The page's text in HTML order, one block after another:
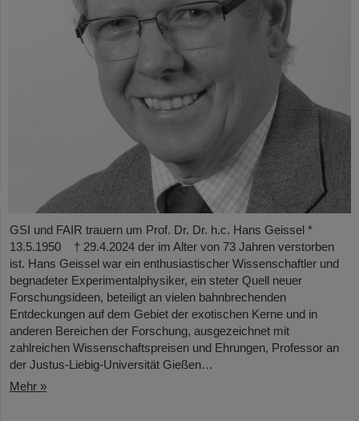
GSI und FAIR trauern um Prof. Dr. Dr. h.c. Hans Geissel *
13.5.1950 † 29.4.2024 der im Alter von 73 Jahren verstorben
ist. Hans Geissel war ein enthusiastischer Wissenschaftler und
begnadeter Experimentalphysiker, ein steter Quell neuer
Forschungsideen, beteiligt an vielen bahnbrechenden
Entdeckungen auf dem Gebiet der exotischen Kerne und in
anderen Bereichen der Forschung, ausgezeichnet mit
zahlreichen Wissenschaftspreisen und Ehrungen, Professor an
der Justus-Liebig-Universität Gießen…
Mehr »